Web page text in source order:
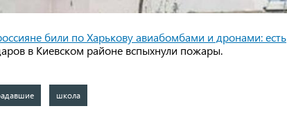
били по Харькову авиабомбами и дронами: есть
в Киевском районе вспыхнули пожары.
школа